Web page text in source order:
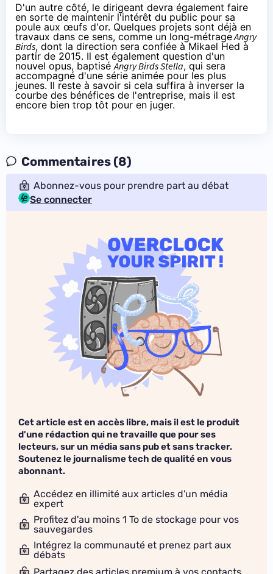
D'un autre côté, le dirigeant devra également faire
en sorte de maintenir l'intérêt du public pour sa
poule aux œufs d'or. Quelques projets sont déjà en
travaux dans ce sens, comme un long-métrageAngry
Birds, dont la direction sera confiée à Mikael Hed à
partir de 2015. Il est également question d'un
nouvel opus, baptisé Angry Birds Stella, qui sera
accompagné d'une série animée pour les plus
jeunes. Il reste à savoir si cela suffira à inverser la
courbe des bénéfices de l'entreprise, mais il est
encore bien trop tôt pour en juger.
Commentaires (8)
Abonnez-vous pour prendre part au débat
Se connecter
Cet article est en accès libre, mais il est le produit
d'une rédaction qui ne travaille que pour ses
lecteurs, sur un média sans pub et sans tracker.
Soutenez le journalisme tech de qualité en vous
abonnant.
Accédez en illimité aux articles d'un média
expert
Profitez d'au moins 1 To de stockage pour vos
sauvegardes
Intégrez la communauté et prenez part aux
débats
Partagez des articles premium à vos contacts